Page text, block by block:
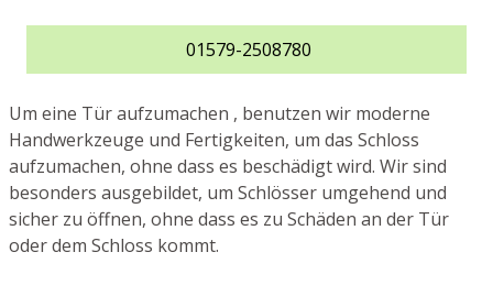
01579-2508780
Um eine Tür aufzumachen , benutzen wir moderne
Handwerkzeuge und Fertigkeiten, um das Schloss
aufzumachen, ohne dass es beschädigt wird. Wir sind
besonders ausgebildet, um Schlösser umgehend und
sicher zu öffnen, ohne dass es zu Schäden an der Tür
oder dem Schloss kommt.